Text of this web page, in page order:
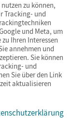
zu können,
Tracking- und
und Meta, um
Ihren Interessen
annehmen und
Sie können
und
Sie über den Link
aktualisieren